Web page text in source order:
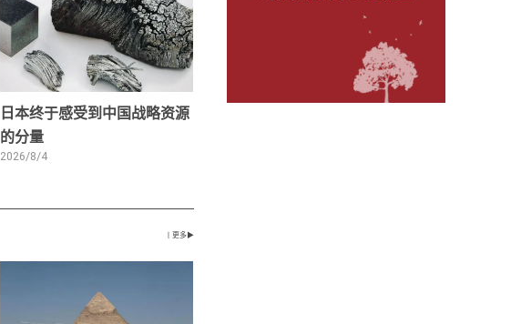
日本终于感受到中国战略资源
的分量
2026/8/4
丨更多▶